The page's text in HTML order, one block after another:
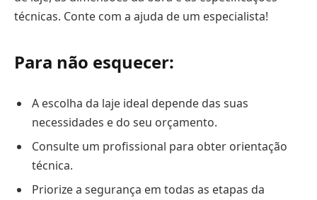
técnicas. Conte com a ajuda de um especialista!
Para não esquecer:
A escolha da laje ideal depende das suas
necessidades e do seu orçamento.
Consulte um profissional para obter orientação
técnica.
Priorize a segurança em todas as etapas da